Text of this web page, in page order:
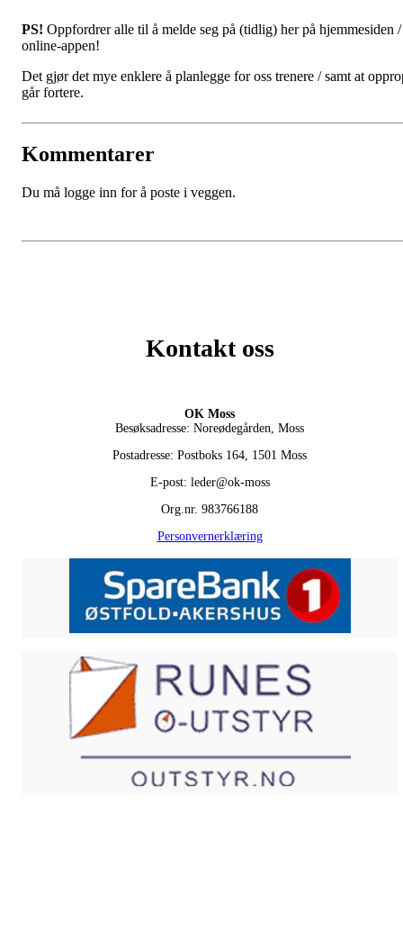
PS! Oppfordrer alle til å melde seg på (tidlig) her på hjemmesiden
online-appen!
Det gjør det mye enklere å planlegge for oss trenere / samt at
går fortere.
Kommentarer
Du må logge inn for å poste i veggen.
Kontakt oss
OK Moss
Besøksadresse: Noreødegården, Moss
Postadresse: Postboks 164, 1501 Moss
E-post: leder@ok-moss
Org.nr. 983766188
Personvernerklæring